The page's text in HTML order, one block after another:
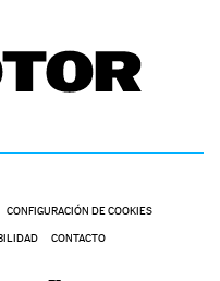
CONFIGURACIÓN DE COOKIES
CONTACTO